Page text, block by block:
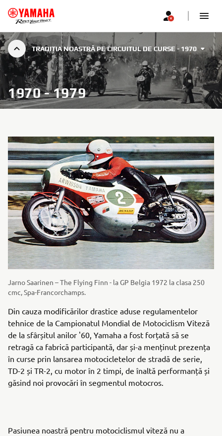
TRADIȚIA NOASTRĂ PE CIRCUITUL DE CURSE - 1970
1970 - 1979
Jarno Saarinen – The Flying Finn - la GP Belgia 1972 la clasa 250
cmc, Spa-Francorchamps.
Din cauza modificărilor drastice aduse regulamentelor
tehnice de la Campionatul Mondial de Motociclism Viteză
de la sfârșitul anilor '60, Yamaha a fost forțată să se
retragă ca fabrică participantă, dar și-a menținut prezența
în curse prin lansarea motocicletelor de stradă de serie,
TD-2 și TR-2, cu motor în 2 timpi, de înaltă performanță și
găsind noi provocări în segmentul motocros.
Pasiunea noastră pentru motociclismul viteză nu a